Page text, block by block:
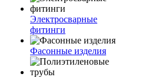
Электросварные
фитинги
Фасонные изделия